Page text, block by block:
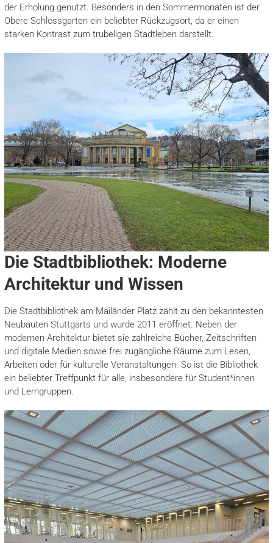
der Erholung genutzt. Besonders in den Sommermonaten ist der
Obere Schlossgarten ein beliebter Rückzugsort, da er einen
starken Kontrast zum trubeligen Stadtleben darstellt.
Die Stadtbibliothek: Moderne
Architektur und Wissen
Die Stadtbibliothek am Mailänder Platz zählt zu den bekanntesten
Neubauten Stuttgarts und wurde 2011 eröffnet. Neben der
modernen Architektur bietet sie zahlreiche Bücher, Zeitschriften
und digitale Medien sowie frei zugängliche Räume zum Lesen,
Arbeiten oder für kulturelle Veranstaltungen. So ist die Bibliothek
ein beliebter Treffpunkt für alle, insbesondere für Student*innen
und Lerngruppen.